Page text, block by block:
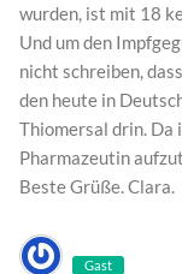
wurden, ist mit 18
Und um den
nicht schreiben,
den heute in
Thiomersal drin. Da
Pharmazeutin
Beste Grüße. Clara.
Gast